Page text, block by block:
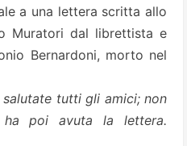
a una lettera scritta allo
Muratori dal librettista e
Bernardoni, morto nel
tutti gli amici; non
poi avuta la lettera.